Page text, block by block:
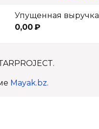
Упущенная выручка
0,00 ₽
Mayak.bz.